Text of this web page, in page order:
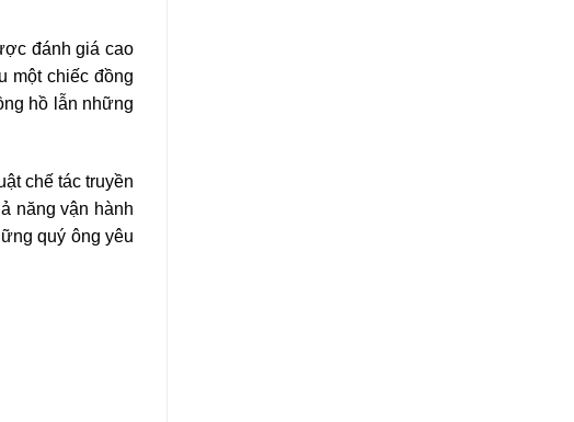
đánh giá cao
một chiếc đồng
hồ lẫn những
chế tác truyền
năng vận hành
quý ông yêu